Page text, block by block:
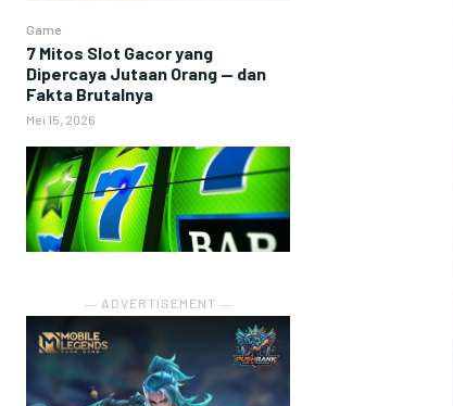
Game
7 Mitos Slot Gacor yang
Dipercaya Jutaan Orang — dan
Fakta Brutalnya
Mei 15, 2026
― ADVERTISEMENT ―